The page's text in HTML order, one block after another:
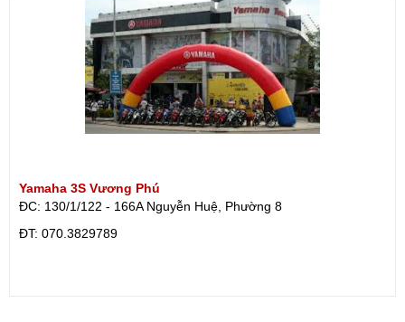
Yamaha 3S Vương Phú
ĐC: 130/1/122 - 166A Nguyễn Huệ, Phường 8
ÐT: 070.3829789